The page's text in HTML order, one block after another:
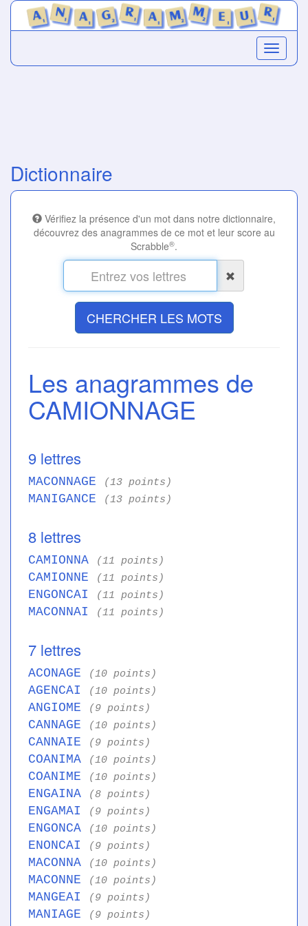
Dictionnaire
Vérifiez la présence d'un mot dans notre dictionnaire,
découvrez des anagrammes de ce mot et leur score au
Scrabble®.
CHERCHER LES MOTS
Les anagrammes de
CAMIONNAGE
9 lettres
MACONNAGE (13 points)
MANIGANCE (13 points)
8 lettres
CAMIONNA (11 points)
CAMIONNE (11 points)
ENGONCAI (11 points)
MACONNAI (11 points)
7 lettres
ACONAGE (10 points)
AGENCAI (10 points)
ANGIOME (9 points)
CANNAGE (10 points)
CANNAIE (9 points)
COANIMA (10 points)
COANIME (10 points)
ENGAINA (8 points)
ENGAMAI (9 points)
ENGONCA (10 points)
ENONCAI (9 points)
MACONNA (10 points)
MACONNE (10 points)
MANGEAI (9 points)
MANIAGE (9 points)